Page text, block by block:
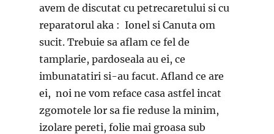
avem de discutat cu petrecaretului si cu
reparatorul aka : Ionel si Canuta om
sucit. Trebuie sa aflam ce fel de
tamplarie, pardoseala au ei, ce
imbunatatiri si-au facut. Afland ce are
ei, noi ne vom reface casa astfel incat
zgomotele lor sa fie reduse la minim,
izolare pereti, folie mai groasa sub